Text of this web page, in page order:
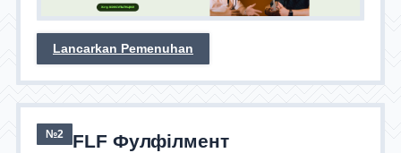
Lancarkan Pemenuhan
№2 FLF Фулфілмент